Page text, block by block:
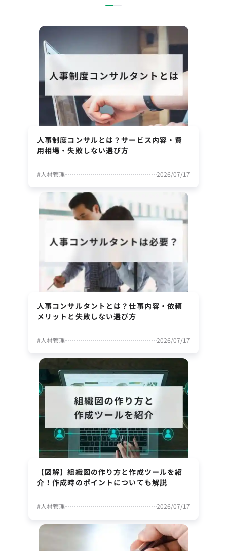
人事制度コンサルとは？サービス内容・費
用相場・失敗しない選び方
#人材管理 2026/07/17
人事コンサルタントとは？仕事内容・依頼
メリットと失敗しない選び方
#人材管理 2026/07/17
【図解】組織図の作り方と作成ツールを紹
介！作成時のポイントについても解説
#人材管理 2026/07/17